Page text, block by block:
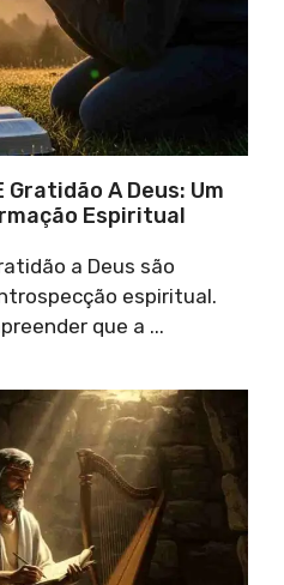
Gratidão A Deus: Um
Espiritual
a Deus são
espiritual.
que a ...